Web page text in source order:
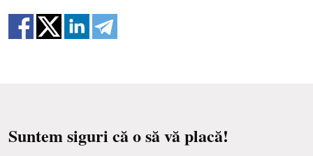
Suntem siguri că o să vă placă!